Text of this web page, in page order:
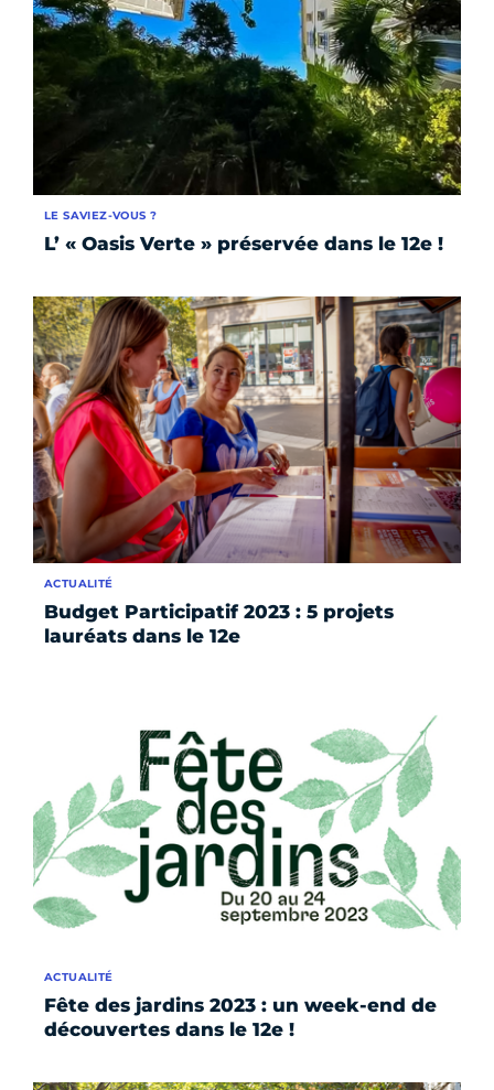
L’ « Oasis Verte » préservée dans le 12e !
LE SAVIEZ-VOUS ?
Budget Participatif 2023 : 5 projets
lauréats dans le 12e
ACTUALITÉ
Fête des jardins 2023 : un week-end de
découvertes dans le 12e !
ACTUALITÉ